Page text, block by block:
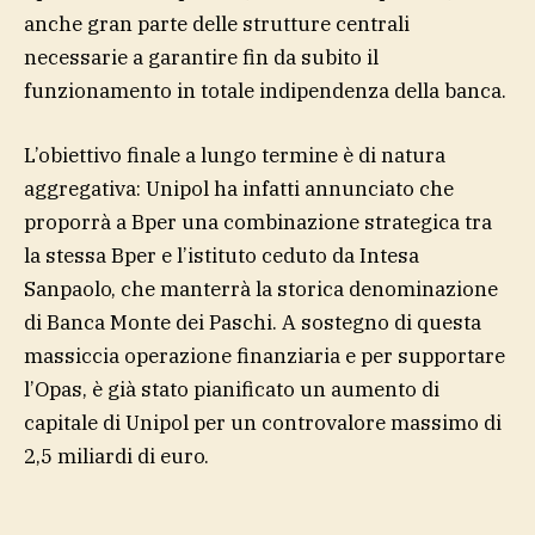
anche gran parte delle strutture centrali
necessarie a garantire fin da subito il
funzionamento in totale indipendenza della banca.
L’obiettivo finale a lungo termine è di natura
aggregativa: Unipol ha infatti annunciato che
proporrà a Bper una combinazione strategica tra
la stessa Bper e l’istituto ceduto da Intesa
Sanpaolo, che manterrà la storica denominazione
di Banca Monte dei Paschi. A sostegno di questa
massiccia operazione finanziaria e per supportare
l’Opas, è già stato pianificato un aumento di
capitale di Unipol per un controvalore massimo di
2,5 miliardi di euro.